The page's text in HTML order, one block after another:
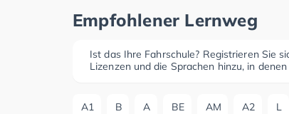
Empfohlener Lernweg
Ist das Ihre Fahrschule? Registrieren Sie
Lizenzen und die Sprachen hinzu, in
A1 B A BE AM A2 L